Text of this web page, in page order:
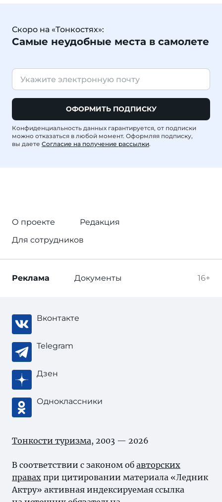
Скоро на «Тонкостях»:
Самые неудобные места в самолете
ОФОРМИТЬ ПОДПИСКУ
Конфиденциальность данных гарантируется, от подписки
можно отказаться в любой момент. Оформляя подписку,
вы даете Согласие на получение рассылки.
О проекте
Редакция
Для сотрудников
16+
Реклама Документы
Вконтакте
Telegram
Дзен
Одноклассники
Тонкости туризма, 2003 — 2026
В соответствии с законом об авторских
правах при цитировании материала «Ледник
Актру» активная индексируемая ссылка